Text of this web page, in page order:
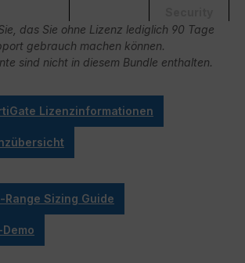
das Sie ohne Lizenz lediglich 90 Tage
gebrauch machen können.
sind nicht in diesem Bundle enthalten.
Lizenzinformationen
Range Sizing Guide